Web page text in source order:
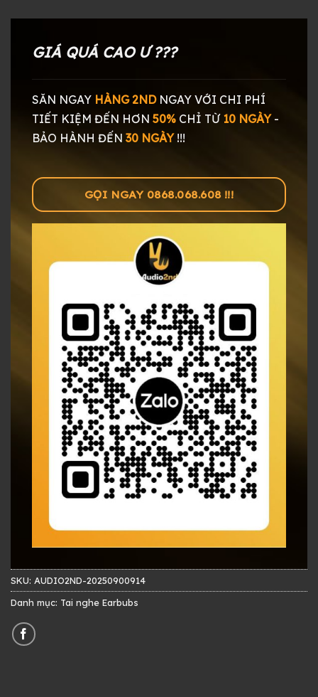
GIÁ QUÁ CAO Ư ???
SĂN NGAY HÀNG 2NDNGAY VỚI CHI PHÍ
TIẾT KIỆM ĐẾN HƠN 50% CHỈ TỪ 10 NGÀY-
BẢO HÀNH ĐẾN 30 NGÀY!!!
GỌI NGAY 0868.068.608 !!!
SKU: AUDIO2ND-20250900914
Danh mục: Tai nghe Earbubs